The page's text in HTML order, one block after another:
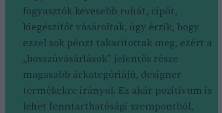
fogyasztók kevesebb ruhát, cipőt,
kiegészítőt vásároltak, úgy érzik, hogy
ezzel sok pénzt takarítottak meg, ezért a
„bosszúvásárlások” jelentős része
magasabb árkategóriájú, designer
termékekre irányul. Ez akár pozitívum is
lehet fenntarthatósági szempontból,